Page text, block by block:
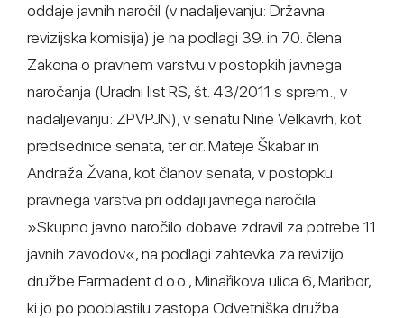
oddaje javnih naročil (v nadaljevanju: Državna
revizijska komisija) je na podlagi 39. in 70. člena
Zakona o pravnem varstvu v postopkih javnega
naročanja (Uradni list RS, št. 43/2011 s sprem.; v
nadaljevanju: ZPVPJN), v senatu Nine Velkavrh, kot
predsednice senata, ter dr. Mateje Škabar in
Andraža Žvana, kot članov senata, v postopku
pravnega varstva pri oddaji javnega naročila
»Skupno javno naročilo dobave zdravil za potrebe 11
javnih zavodov«, na podlagi zahtevka za revizijo
družbe Farmadent d.o.o., Minařikova ulica 6, Maribor,
ki jo po pooblastilu zastopa Odvetniška družba